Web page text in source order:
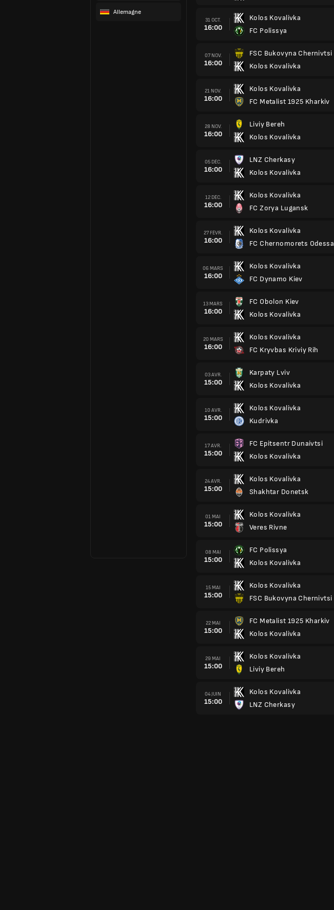
Allemagne
31 OCT.
16:00
Kolos Kovalivka
FC Polissya
07 NOV.
16:00
FSC Bukovyna Chernivtsi
Kolos Kovalivka
21 NOV.
16:00
Kolos Kovalivka
FC Metalist 1925 Kharkiv
28 NOV.
16:00
Liviy Bereh
Kolos Kovalivka
05 DÉC.
16:00
LNZ Cherkasy
Kolos Kovalivka
12 DÉC.
16:00
Kolos Kovalivka
FC Zorya Lugansk
27 FÉVR.
16:00
Kolos Kovalivka
FC Chernomorets Odessa
06 MARS
16:00
Kolos Kovalivka
FC Dynamo Kiev
13 MARS
16:00
FC Obolon Kiev
Kolos Kovalivka
20 MARS
16:00
Kolos Kovalivka
FC Kryvbas Kriviy Rih
03 AVR.
15:00
Karpaty Lviv
Kolos Kovalivka
10 AVR.
15:00
Kolos Kovalivka
Kudrivka
17 AVR.
15:00
FC Epitsentr Dunaivtsi
Kolos Kovalivka
24 AVR.
15:00
Kolos Kovalivka
Shakhtar Donetsk
01 MAI
15:00
Kolos Kovalivka
Veres Rivne
08 MAI
15:00
FC Polissya
Kolos Kovalivka
15 MAI
15:00
Kolos Kovalivka
FSC Bukovyna Chernivtsi
22 MAI
15:00
FC Metalist 1925 Kharkiv
Kolos Kovalivka
29 MAI
15:00
Kolos Kovalivka
Liviy Bereh
04 JUIN
15:00
Kolos Kovalivka
LNZ Cherkasy